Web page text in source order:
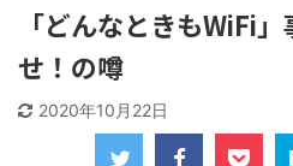
「どんなときもWiFi
せ！の噂
2020年10月22日